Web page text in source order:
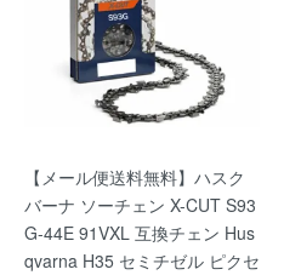
【メール便送料無料】ハスク
バーナ ソーチェン X-CUT S93
G-44E 91VXL 互換チェン Hus
qvarna H35 セミチゼル ピクセ